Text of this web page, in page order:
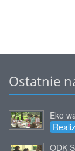
Ostatnie
Eko
ODK